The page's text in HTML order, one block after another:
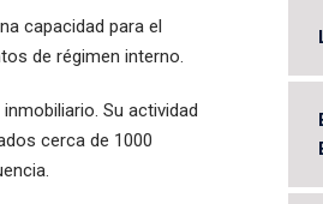
capacidad para el
de régimen interno.
Su actividad
cerca de 1000